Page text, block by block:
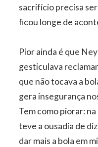
sacrifício precisa
ficou longe de
Pior ainda é que
gesticulava
que não tocava a
gera insegurança
Tem como piorar:
teve a ousadia de
dar mais a bola em